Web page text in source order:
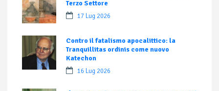
Terzo Settore
17 Lug 2026
Contro il fatalismo apocalittico: la
Tranquillitas ordinis come nuovo
Katechon
16 Lug 2026